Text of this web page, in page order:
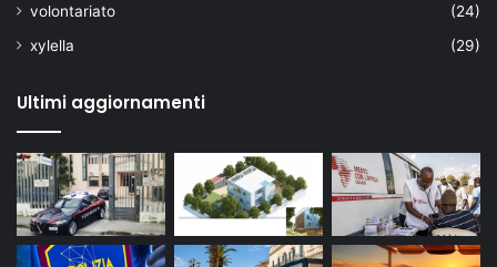
volontariato
(24)
xylella
(29)
Ultimi aggiornamenti